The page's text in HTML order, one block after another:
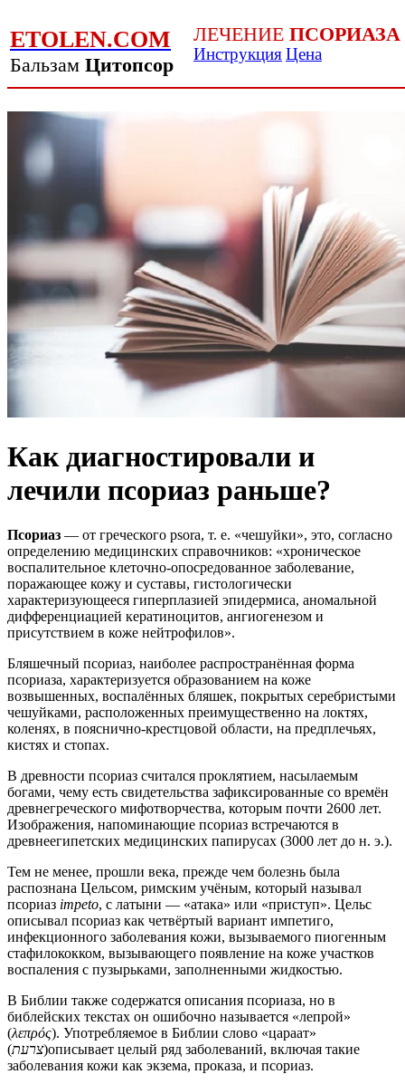
ETOLEN.COM
Бальзам Цитопсор
ЛЕЧЕНИЕ ПСОРИАЗА
ИнструкцияЦена
Как диагностировали и
лечили псориаз раньше?
Псориаз — от греческого psora, т. е. «чешуйки», это, согласно
определению медицинских справочников: «хроническое
воспалительное клеточно-опосредованное заболевание,
поражающее кожу и суставы, гистологически
характеризующееся гиперплазией эпидермиса, аномальной
дифференциацией кератиноцитов, ангиогенезом и
присутствием в коже нейтрофилов».
Бляшечный псориаз, наиболее распространённая форма
псориаза, характеризуется образованием на коже
возвышенных, воспалённых бляшек, покрытых серебристыми
чешуйками, расположенных преимущественно на локтях,
коленях, в пояснично-крестцовой области, на предплечьях,
кистях и стопах.
В древности псориаз считался проклятием, насылаемым
богами, чему есть свидетельства зафиксированные со времён
древнегреческого мифотворчества, которым почти 2600 лет.
Изображения, напоминающие псориаз встречаются в
древнеегипетских медицинских папирусах (3000 лет до н. э.).
Тем не менее, прошли века, прежде чем болезнь была
распознана Цельсом, римским учёным, который называл
псориаз impeto, с латыни — «атака» или «приступ». Цельс
описывал псориаз как четвёртый вариант импетиго,
инфекционного заболевания кожи, вызываемого пиогенным
стафилококком, вызывающего появление на коже участков
воспаления с пузырьками, заполненными жидкостью.
В Библии также содержатся описания псориаза, но в
библейских текстах он ошибочно называется «лепрой»
(λεπρός). Употребляемое в Библии слово «цараат»
(צרעת)описывает целый ряд заболеваний, включая такие
заболевания кожи как экзема, проказа, и псориаз.